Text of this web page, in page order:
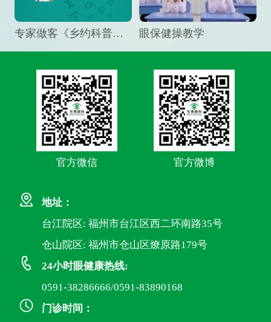
专家做客《乡约科普》栏目，预防孩子近视竟然这么“简单” 眼保健操教学
官方微信 官方微博
地址：
台江院区: 福州市台江区西二环南路35号
仓山院区: 福州市仓山区燎原路179号
24小时眼健康热线:
0591-38286666/0591-83890168
门诊时间：